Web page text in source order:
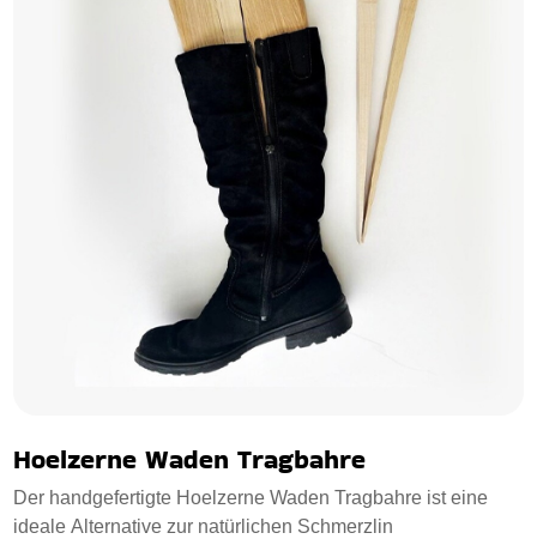
Hoelzerne Waden Tragbahre
Der handgefertigte Hoelzerne Waden Tragbahre ist eine
ideale Alternative zur natürlichen Schmerzlin